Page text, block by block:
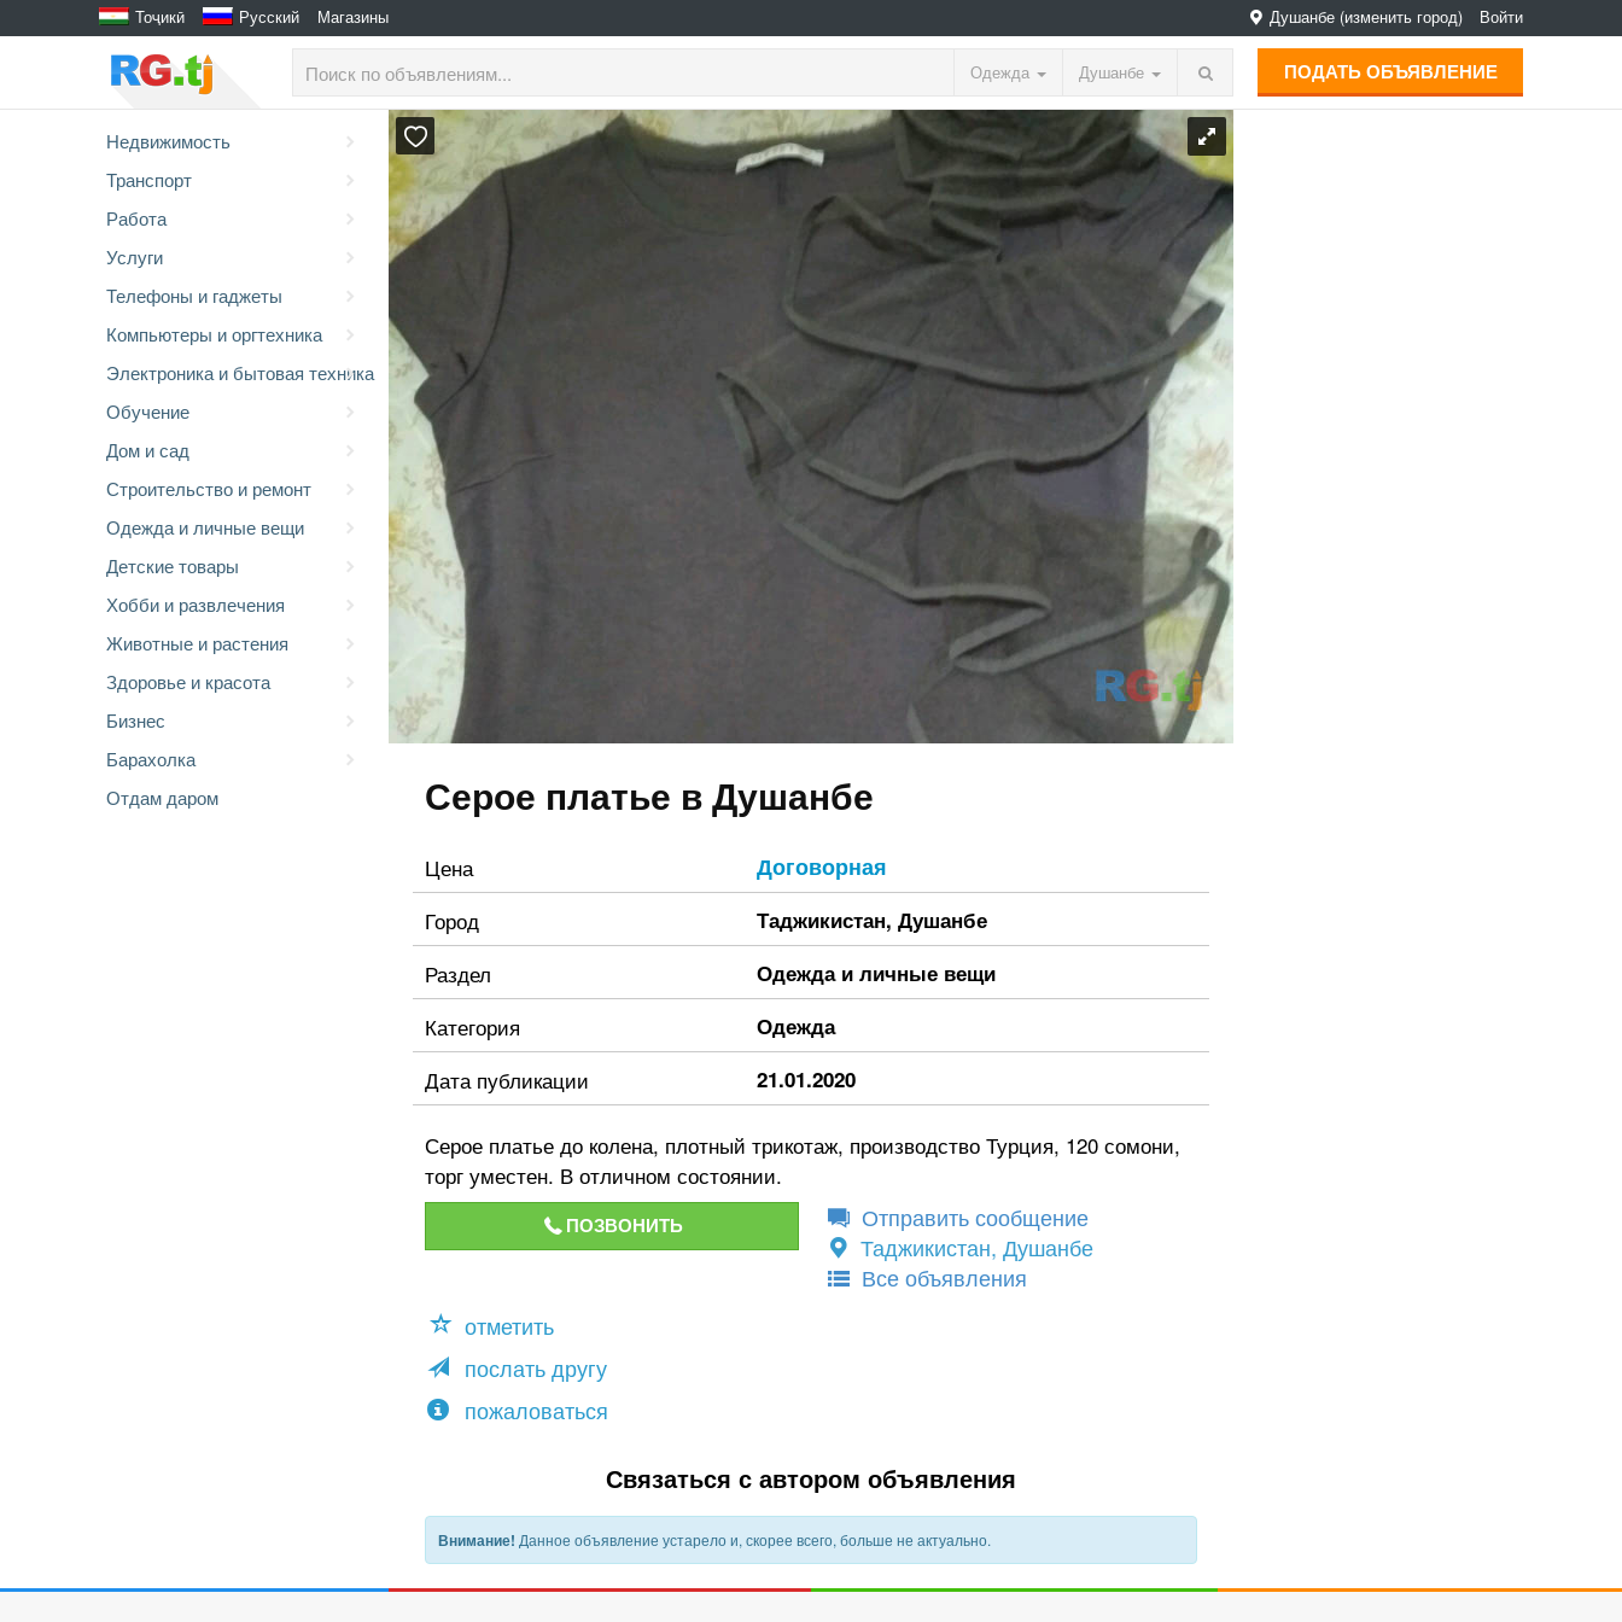
Тоҷикӣ Русский Магазины Душанбе (изменить город) Войти
Одежда Душанбе ПОДАТЬ ОБЪЯВЛЕНИЕ
Недвижимость
Транспорт
Работа
Услуги
Телефоны и гаджеты
Компьютеры и оргтехника
Электроника и бытовая техника
Обучение
Дом и сад
Строительство и ремонт
Одежда и личные вещи
Детские товары
Хобби и развлечения
Животные и растения
Здоровье и красота
Бизнес
Барахолка
Отдам даром
Серое платье в Душанбе
Цена Договорная
Город Таджикистан, Душанбе
Раздел Одежда и личные вещи
Категория Одежда
Дата публикации 21.01.2020
Серое платье до колена, плотный трикотаж, производство Турция, 120 сомони,
торг уместен. В отличном состоянии.
ПОЗВОНИТЬ
Отправить сообщение
Таджикистан, Душанбе
Все объявления
отметить
послать другу
пожаловаться
Связаться с автором объявления
Внимание! Данное объявление устарело и, скорее всего, больше не актуально.